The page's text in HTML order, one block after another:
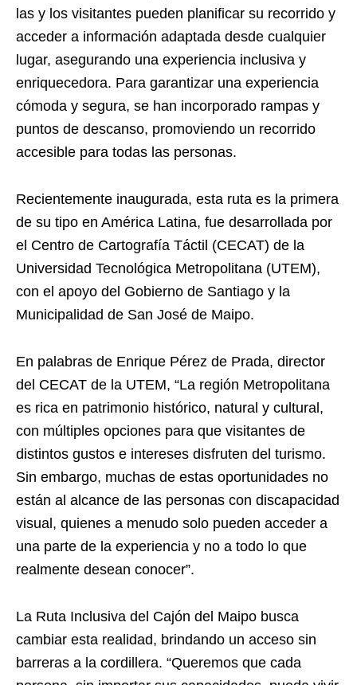
las y los visitantes pueden planificar su recorrido y
acceder a información adaptada desde cualquier
lugar, asegurando una experiencia inclusiva y
enriquecedora. Para garantizar una experiencia
cómoda y segura, se han incorporado rampas y
puntos de descanso, promoviendo un recorrido
accesible para todas las personas.
Recientemente inaugurada, esta ruta es la primera
de su tipo en América Latina, fue desarrollada por
el Centro de Cartografía Táctil (CECAT) de la
Universidad Tecnológica Metropolitana (UTEM),
con el apoyo del Gobierno de Santiago y la
Municipalidad de San José de Maipo.
En palabras de Enrique Pérez de Prada, director
del CECAT de la UTEM, “La región Metropolitana
es rica en patrimonio histórico, natural y cultural,
con múltiples opciones para que visitantes de
distintos gustos e intereses disfruten del turismo.
Sin embargo, muchas de estas oportunidades no
están al alcance de las personas con discapacidad
visual, quienes a menudo solo pueden acceder a
una parte de la experiencia y no a todo lo que
realmente desean conocer”.
La Ruta Inclusiva del Cajón del Maipo busca
cambiar esta realidad, brindando un acceso sin
barreras a la cordillera. “Queremos que cada